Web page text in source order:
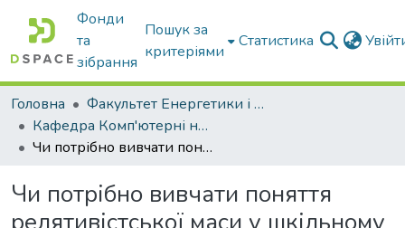
Фонди
та
зібрання
Пошук за
критеріями
Статистика
Головна
Факультет Енергетики і комп'ютерних технологій
Кафедра Комп'ютерні науки
Чи потрібно вивчати поняття релятивістської маси у шкільному курсі фізики?
Чи потрібно вивчати поняття